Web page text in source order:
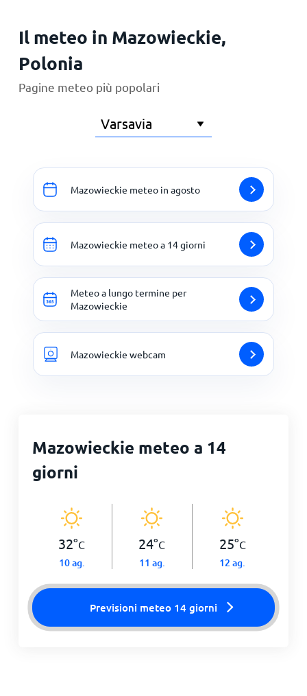
Il meteo in Mazowieckie,
Polonia
Pagine meteo più popolari
Mazowieckie meteo in agosto
Mazowieckie meteo a 14 giorni
Meteo a lungo termine per
Mazowieckie
Mazowieckie webcam
Mazowieckie meteo a 14
giorni
32°C
10 ag.
24°C
11 ag.
25°C
12 ag.
Previsioni meteo 14 giorni